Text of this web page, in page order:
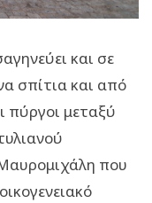
και σε
σπίτια και από
πύργοι μεταξύ
που